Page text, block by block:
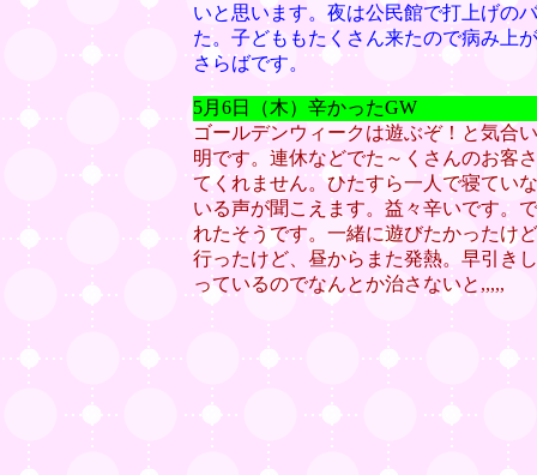
いと思います。夜は公民館で打上げの
た。子どももたくさん来たので病み上
さらばです。
5月6日（木）辛かったGW
ゴールデンウィークは遊ぶぞ！と気合
明です。連休などでた～くさんのお客
てくれません。ひたすら一人で寝てい
いる声が聞こえます。益々辛いです。
れたそうです。一緒に遊びたかったけ
行ったけど、昼からまた発熱。早引き
っているのでなんとか治さないと,,,,,